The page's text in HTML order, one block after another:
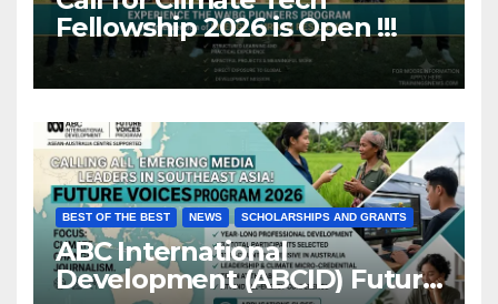
Fellowship 2026 is Open !!!
BEST OF THE BEST NEWS SCHOLARSHIPS AND GRANTS
ABC International
Development (ABCID) Future